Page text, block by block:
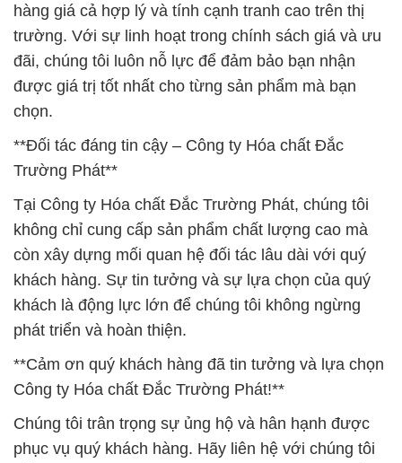
hàng giá cả hợp lý và tính cạnh tranh cao trên thị
trường. Với sự linh hoạt trong chính sách giá và ưu
đãi, chúng tôi luôn nỗ lực để đảm bảo bạn nhận
được giá trị tốt nhất cho từng sản phẩm mà bạn
chọn.
**Đối tác đáng tin cậy – Công ty Hóa chất Đắc
Trường Phát**
Tại Công ty Hóa chất Đắc Trường Phát, chúng tôi
không chỉ cung cấp sản phẩm chất lượng cao mà
còn xây dựng mối quan hệ đối tác lâu dài với quý
khách hàng. Sự tin tưởng và sự lựa chọn của quý
khách là động lực lớn để chúng tôi không ngừng
phát triển và hoàn thiện.
**Cảm ơn quý khách hàng đã tin tưởng và lựa chọn
Công ty Hóa chất Đắc Trường Phát!**
Chúng tôi trân trọng sự ủng hộ và hân hạnh được
phục vụ quý khách hàng. Hãy liên hệ với chúng tôi